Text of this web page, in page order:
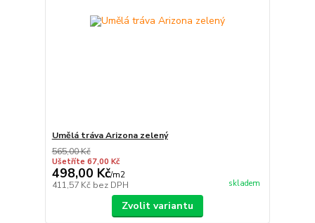
Umělá tráva Arizona zelený
565,00 Kč
Ušetříte 67,00 Kč
498,00 Kč/m2
411,57 Kč bez DPH skladem
Zvolit variantu